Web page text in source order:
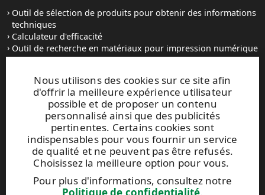
Nous utilisons des cookies sur ce site afin
d'offrir la meilleure expérience utilisateur
possible et de proposer un contenu
personnalisé ainsi que des publicités
pertinentes. Certains cookies sont
indispensables pour vous fournir un service
de qualité et ne peuvent pas être refusés.
Choisissez la meilleure option pour vous.
Pour plus d'informations, consultez notre
Outil de sélection de produits pour obtenir des informations
techniques
Calculateur d'efficacité
Outil de recherche en matériaux pour impression numérique
MyRaflatac
Comment passer commande ?
Comment acheter des produits en bobine ?
Comment acheter des feuilles auto-adhésives
Conditions générales
Contactez-nous
Sites Internet et contacts